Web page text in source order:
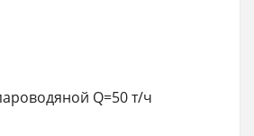
Q=50 т/ч